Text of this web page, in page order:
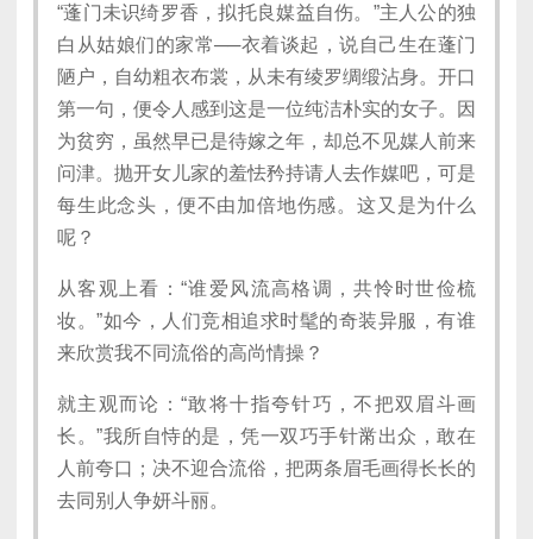
“蓬门未识绮罗香，拟托良媒益自伤。”主人公的独
白从姑娘们的家常──衣着谈起，说自己生在蓬门
陋户，自幼粗衣布裳，从未有绫罗绸缎沾身。开口
第一句，便令人感到这是一位纯洁朴实的女子。因
为贫穷，虽然早已是待嫁之年，却总不见媒人前来
问津。抛开女儿家的羞怯矜持请人去作媒吧，可是
每生此念头，便不由加倍地伤感。这又是为什么
呢？
从客观上看：“谁爱风流高格调，共怜时世俭梳
妆。”如今，人们竞相追求时髦的奇装异服，有谁
来欣赏我不同流俗的高尚情操？
就主观而论：“敢将十指夸针巧，不把双眉斗画
长。”我所自恃的是，凭一双巧手针黹出众，敢在
人前夸口；决不迎合流俗，把两条眉毛画得长长的
去同别人争妍斗丽。